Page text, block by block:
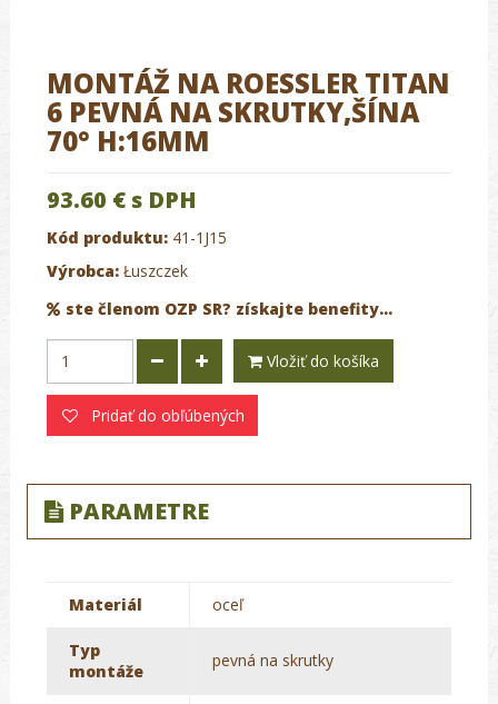
MONTÁŽ NA ROESSLER TITAN
6 PEVNÁ NA SKRUTKY,ŠÍNA
70° H:16MM
93.60 € s DPH
Kód produktu: 41-1J15
Výrobca: Łuszczek
ste členom OZP SR? získajte benefity...
Vložiť do košíka
Pridať do obľúbených
PARAMETRE
Materiál oceľ
Typ
montáže
pevná na skrutky